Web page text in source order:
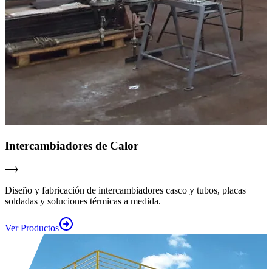
Intercambiadores de Calor
Diseño y fabricación de intercambiadores casco y tubos, placas
soldadas y soluciones térmicas a medida.
Ver Productos